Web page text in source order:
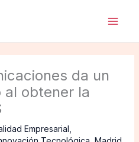
da un
obtener la
Empresarial